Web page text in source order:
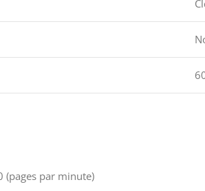
(pages par minute)